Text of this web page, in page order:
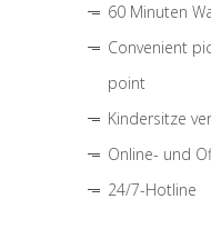
60 Minuten
Convenient
point
Kindersitze
Online- und
24/7-Hotline